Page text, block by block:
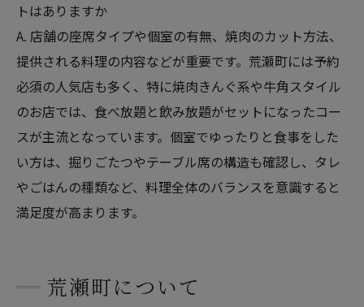
トはありますか
A. 店舗の座席タイプや個室の有無、焼肉のカット方法、
提供される料理の内容などが重要です。荒瀬町には予約
必須の人気店も多く、特に焼肉きんぐ系や牛角スタイル
のお店では、食べ放題と飲み放題がセットになったコー
スが主流となっています。個室でゆったりと食事をした
い方は、掘りごたつやテーブル席の構造も確認し、タレ
やごはんの種類など、料理全体のバランスを意識すると
満足度が高まります。
荒瀬町について